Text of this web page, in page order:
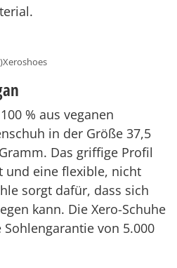
% aus veganen
in der Größe 37,5
Das griffige Profil
und eine flexible, nicht
sorgt dafür, dass sich
kann. Die Xero-Schuhe
von 5.000